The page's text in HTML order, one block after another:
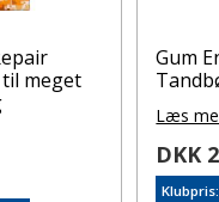
meget
Gum
Læs
DKK